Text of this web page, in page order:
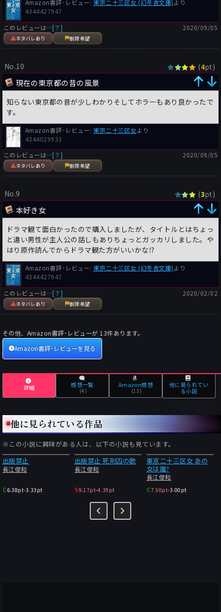
Amazon書評･レビュー: 東京二十三区女 (幻冬舎文庫)より
4344427947
このレビューは…[？]
ネタバレあり 削除希望
2020/09/05
No.10 (4pt)
現在の東京都の昔の風景
知らない東京都の昔が少しわかりそしてホラーもあり良かったで
す。
Amazon書評･レビュー: 東京二十三区女より
4344029933
このレビューは…[？]
ネタバレあり 削除希望
2020/09/05
No.9 (3pt)
本好き女
ドラマ観て面白かったので購入しましたが、タイトルとはちょっ
と違い男性が主人公の話しもありちょっとガッカリしました。や
はり原作読んでからドラマ観た方がいいかな⁉️
Amazon書評･レビュー: 東京二十三区女 (幻冬舎文庫)より
4344427947
このレビューは…[？]
ネタバレあり 削除希望
2020/02/02
その他、Amazon書評･レビューが13件あります。
Amazon書評･レビューを見る
詳細 感想一覧
(4)
Amazon感想
(13)
他に見られてい
る小説
他に見られている作品
※この小説に興味がある人は、以下の小説も見ています。
出版禁止
長江俊和
C6.38pt-3.33pt
出版禁止 死刑囚の歌
長江俊和
S9.17pt-4.39pt
東京二十三区女 あの
女は誰?
長江俊和
C7.50pt-3.00pt